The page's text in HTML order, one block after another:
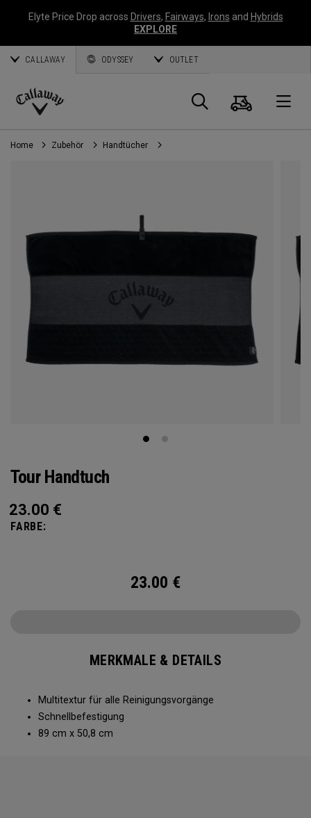
Elyte Price Drop across Drivers, Fairways, Irons and Hybrids
EXPLORE
CALLAWAY ODYSSEY OUTLET
Callaway
Golf
Suche
Home Zubehör Handtücher
Tour Handtuch
23.00 €
FARBE:
23.00 €
MERKMALE & DETAILS
Multitextur für alle Reinigungsvorgänge
Schnellbefestigung
89 cm x 50,8 cm